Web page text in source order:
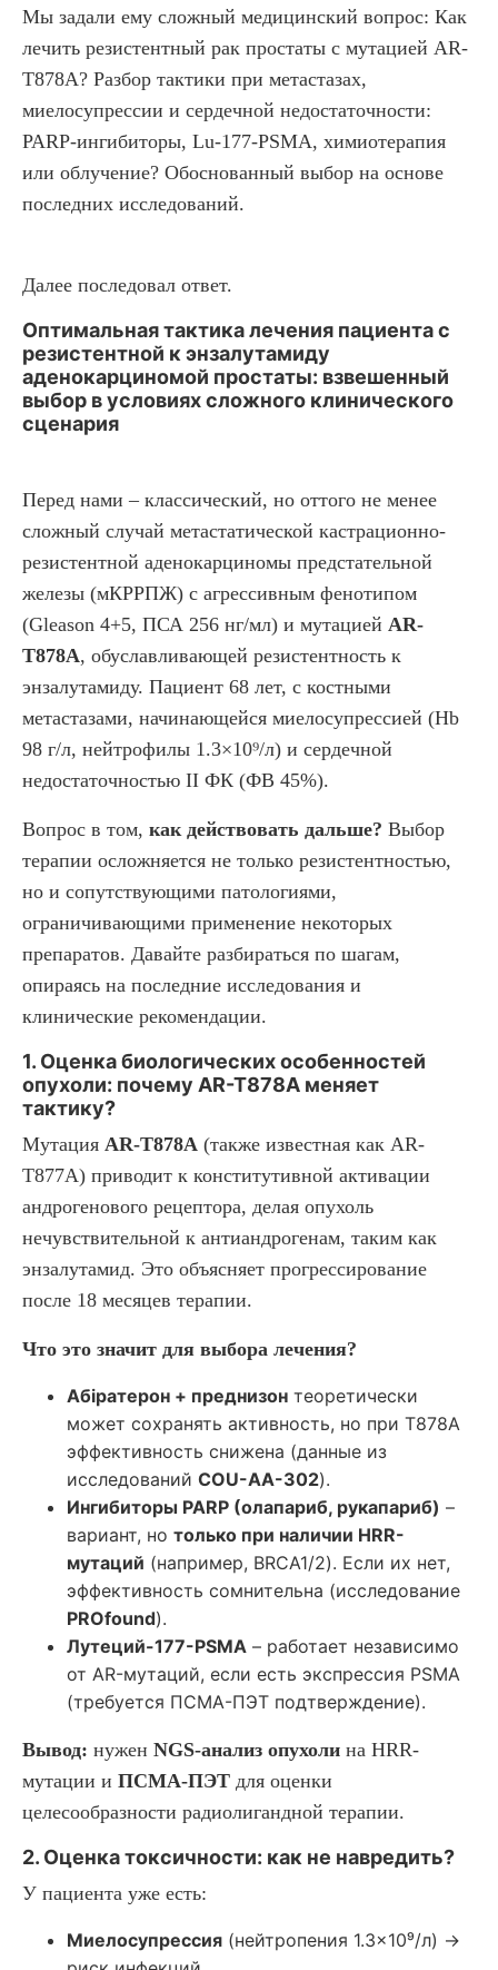
Мы задали ему сложный медицинский вопрос: Как
лечить резистентный рак простаты с мутацией AR-
T878A? Разбор тактики при метастазах,
миелосупрессии и сердечной недостаточности:
PARP-ингибиторы, Lu-177-PSMA, химиотерапия
или облучение? Обоснованный выбор на основе
последних исследований.
Далее последовал ответ.
Оптимальная тактика лечения пациента с
резистентной к энзалутамиду
аденокарциномой простаты: взвешенный
выбор в условиях сложного клинического
сценария
Перед нами – классический, но оттого не менее
сложный случай метастатической кастрационно-
резистентной аденокарциномы предстательной
железы (мКРРПЖ) с агрессивным фенотипом
(Gleason 4+5, ПСА 256 нг/мл) и мутацией AR-
T878A, обуславливающей резистентность к
энзалутамиду. Пациент 68 лет, с костными
метастазами, начинающейся миелосупрессией (Hb
98 г/л, нейтрофилы 1.3×10⁹/л) и сердечной
недостаточностью II ФК (ФВ 45%).
Вопрос в том, как действовать дальше? Выбор
терапии осложняется не только резистентностью,
но и сопутствующими патологиями,
ограничивающими применение некоторых
препаратов. Давайте разбираться по шагам,
опираясь на последние исследования и
клинические рекомендации.
1. Оценка биологических особенностей
опухоли: почему AR-T878A меняет
тактику?
Мутация AR-T878A (также известная как AR-
T877A) приводит к конститутивной активации
андрогенового рецептора, делая опухоль
нечувствительной к антиандрогенам, таким как
энзалутамид. Это объясняет прогрессирование
после 18 месяцев терапии.
Что это значит для выбора лечения?
Абіратерон + преднизон теоретически
может сохранять активность, но при T878A
эффективность снижена (данные из
исследований COU-AA-302).
Ингибиторы PARP (олапариб, рукапариб) –
вариант, но только при наличии HRR-
мутаций (например, BRCA1/2). Если их нет,
эффективность сомнительна (исследование
PROfound).
Лутеций-177-PSMA – работает независимо
от AR-мутаций, если есть экспрессия PSMA
(требуется ПСМА-ПЭТ подтверждение).
Вывод: нужен NGS-анализ опухоли на HRR-
мутации и ПСМА-ПЭТ для оценки
целесообразности радиолигандной терапии.
2. Оценка токсичности: как не навредить?
У пациента уже есть:
Миелосупрессия (нейтропения 1.3×10⁹/л) →